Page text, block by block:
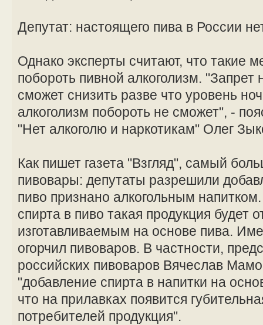
Депутат: настоящего пива в России
Однако эксперты считают, что такие
побороть пивной алкоголизм.
сможет снизить разве что уровень
алкоголизм побороть не сможет", -
"Нет алкоголю и наркотикам" Олег
Как пишет газета "Взгляд", самый
пивовары: депутаты разрешили
пиво признано алкогольным
спирта в пиво такая продукция будет
изготавливаемым на основе пива.
огорчил пивоваров. В частности,
российских пивоваров Вячеслав
"добавление спирта в напитки на
что на прилавках появится
потребителей продукция".